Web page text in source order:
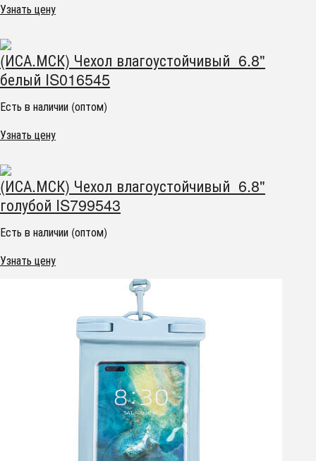
Узнать цену
(ИСА.МСК) Чехол влагоустойчивый 6.8"
белый IS016545
Есть в наличии (оптом)
Узнать цену
(ИСА.МСК) Чехол влагоустойчивый 6.8"
голубой IS799543
Есть в наличии (оптом)
Узнать цену